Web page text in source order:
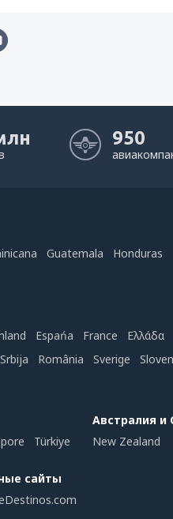
950
Guatemala Honduras
Espańa France
Ελλάδα
Srbija România Sverige
Türkiye
Австралия и
New Zealand
сайты